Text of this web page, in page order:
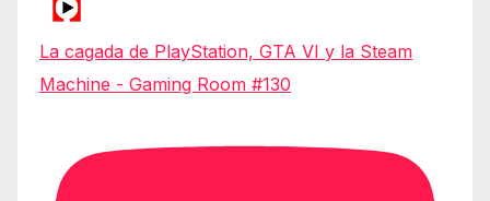
La cagada de PlayStation, GTA VI y la Steam
Machine - Gaming Room #130